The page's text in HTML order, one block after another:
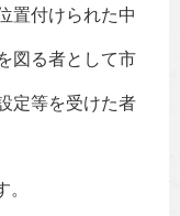
置付けられた中
図る者として市
定等を受けた者